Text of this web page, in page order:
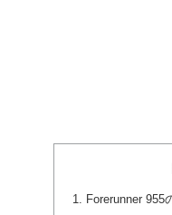
Forerunner 955